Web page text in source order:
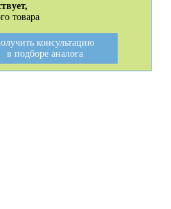
товара
консультацию
в подборе аналога